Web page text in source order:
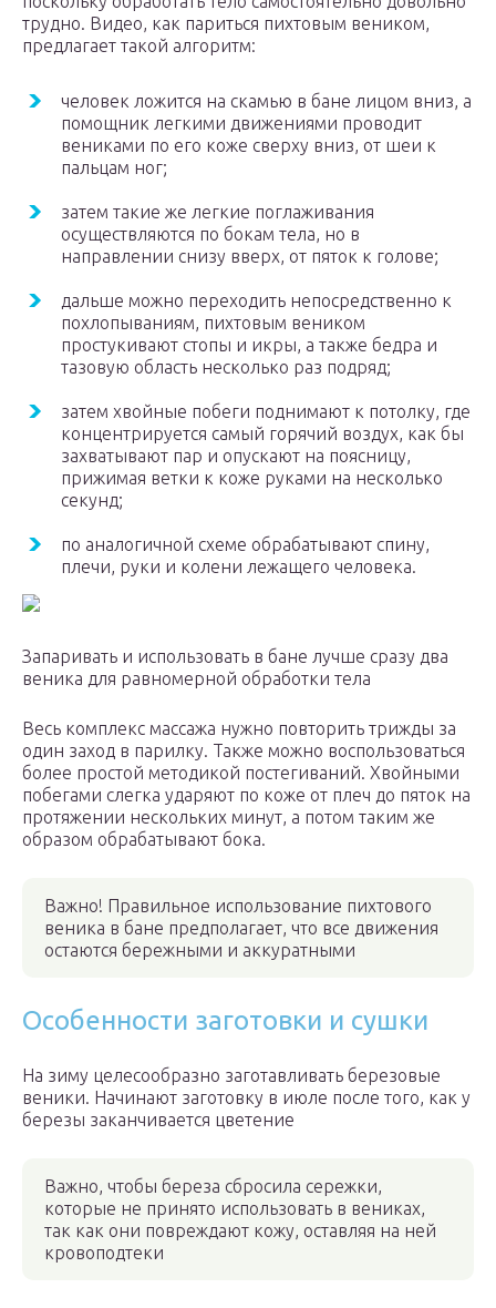
трудно. Видео, как париться пихтовым веником,
предлагает такой алгоритм:
человек ложится на скамью в бане лицом вниз, а
помощник легкими движениями проводит
вениками по его коже сверху вниз, от шеи к
пальцам ног;
затем такие же легкие поглаживания
осуществляются по бокам тела, но в
направлении снизу вверх, от пяток к голове;
дальше можно переходить непосредственно к
похлопываниям, пихтовым веником
простукивают стопы и икры, а также бедра и
тазовую область несколько раз подряд;
затем хвойные побеги поднимают к потолку, где
концентрируется самый горячий воздух, как бы
захватывают пар и опускают на поясницу,
прижимая ветки к коже руками на несколько
секунд;
по аналогичной схеме обрабатывают спину,
плечи, руки и колени лежащего человека.
Запаривать и использовать в бане лучше сразу два
веника для равномерной обработки тела
Весь комплекс массажа нужно повторить трижды за
один заход в парилку. Также можно воспользоваться
более простой методикой постегиваний. Хвойными
побегами слегка ударяют по коже от плеч до пяток на
протяжении нескольких минут, а потом таким же
образом обрабатывают бока.
Важно! Правильное использование пихтового
веника в бане предполагает, что все движения
остаются бережными и аккуратными
Особенности заготовки и сушки
На зиму целесообразно заготавливать березовые
веники. Начинают заготовку в июле после того, как у
березы заканчивается цветение
Важно, чтобы береза сбросила сережки,
которые не принято использовать в вениках,
так как они повреждают кожу, оставляя на ней
кровоподтеки